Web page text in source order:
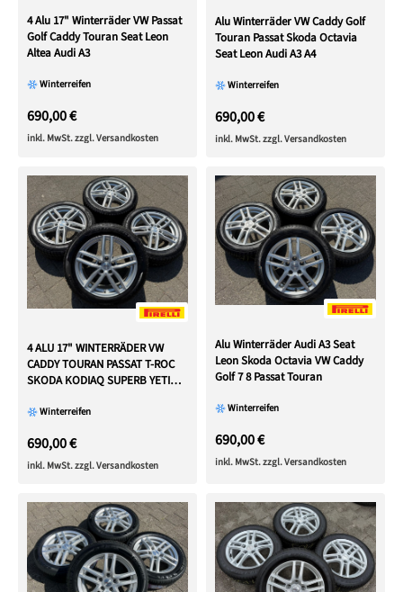
4 Alu 17" Winterräder VW Passat
Golf Caddy Touran Seat Leon
Altea Audi A3
Winterreifen
690,00 €
inkl. MwSt. zzgl. Versandkosten
Alu Winterräder VW Caddy Golf
Touran Passat Skoda Octavia
Seat Leon Audi A3 A4
Winterreifen
690,00 €
inkl. MwSt. zzgl. Versandkosten
4 ALU 17" WINTERRÄDER VW
CADDY TOURAN PASSAT T-ROC
SKODA KODIAQ SUPERB YETI
Winterreifen
690,00 €
inkl. MwSt. zzgl. Versandkosten
Alu Winterräder Audi A3 Seat
Leon Skoda Octavia VW Caddy
Golf 7 8 Passat Touran
Winterreifen
690,00 €
inkl. MwSt. zzgl. Versandkosten